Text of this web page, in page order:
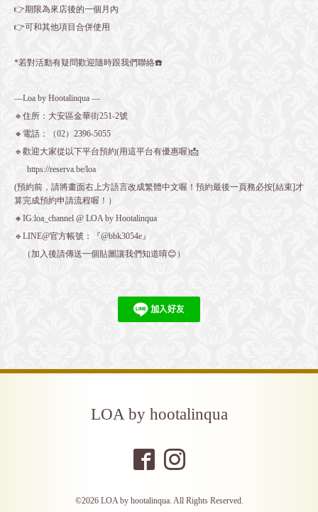
👉期限為來店後的一個月內
👉可和其他項目合併使用
*若對活動有疑問歡迎隨時跟我們聯絡☎️
—Loa by Hootalinqua —
🔹住所：大安區金華街251-2號
🔸電話：（02）2396-5055
🔹歡迎大家從以下平台預約(用這平台有優惠喔)📩
https://reserva.be/loa
(預約前，請將畫面右上方語言改成繁體中文喔！預約最後一頁務必按[結束]才
算完成預約申請流程喔！）
🔸IG:loa_channel @ LOA by Hootalinqua
🔹LINE@官方帳號：『@bbk3054e』
（加入後請傳送一個貼圖讓我們知道唷😊）
LOA by hootalinqua
©2026 LOA by hootalinqua. All Rights Reserved.